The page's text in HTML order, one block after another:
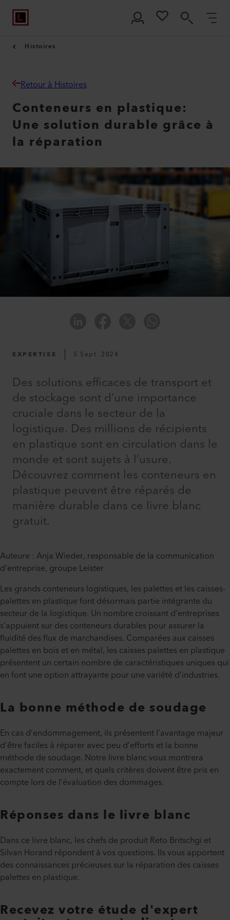
Histoires
Retour à Histoires
Conteneurs en plastique:
Une solution durable grâce à
la réparation
EXPERTISE 5 Sept. 2024
Des solutions efficaces de transport et
de stockage sont d’une importance
cruciale dans le secteur de la
logistique. Des millions de récipients
en plastique sont en circulation dans le
monde et sont sujets à l’usure.
Découvrez comment les conteneurs en
plastique peuvent être réparés de
manière durable dans ce livre blanc
gratuit.
Auteure : Anja Wieder, responsable de la communication
d’entreprise, groupe Leister
Les grands conteneurs logistiques, les palettes et les caisses-
palettes en plastique font désormais partie intégrante du
secteur de la logistique. Un nombre croissant d’entreprises
s’appuient sur des conteneurs durables pour assurer la
fluidité des flux de marchandises. Comparées aux caisses
palettes en bois et en métal, les caisses palettes en plastique
présentent un certain nombre de caractéristiques uniques qui
en font une option attrayante pour une variété d’industries.
La bonne méthode de soudage
En cas d’endommagement, ils présentent l’avantage majeur
d’être faciles à réparer avec peu d’efforts et la bonne
méthode de soudage. Notre livre blanc vous montrera
exactement comment, et quels critères doivent être pris en
compte lors de l’évaluation des dommages.
Réponses dans le livre blanc
Dans ce livre blanc, les chefs de produit Reto Britschgi et
Silvan Horand répondent à vos questions. Ils vous apportent
des connaissances précieuses sur la réparation des caisses
palettes en plastique.
Recevez votre étude d'expert